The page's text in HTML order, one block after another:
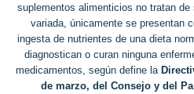
suplementos alimenticios no tratan
variada, únicamente se presentan
ingesta de nutrientes de una dieta
diagnostican o curan ninguna
medicamentos, según define la
de marzo, del Consejo y del